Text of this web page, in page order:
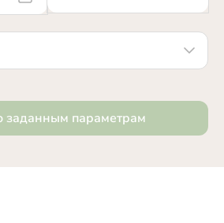
заданным параметрам